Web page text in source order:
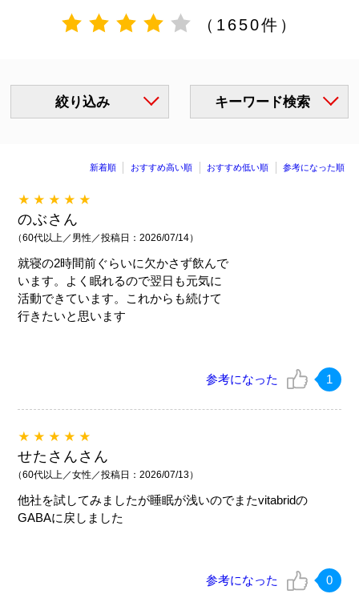
（1650件）
絞り込み キーワード検索
新着順 おすすめ高い順 おすすめ低い順 参考になった順
★★★★★
のぶさん
（60代以上／男性／投稿日：2026/07/14）
就寝の2時間前ぐらいに欠かさず飲んで
います。よく眠れるので翌日も元気に
活動できています。これからも続けて
行きたいと思います
参考になった 1
★★★★★
せたさんさん
（60代以上／女性／投稿日：2026/07/13）
他社を試してみましたが睡眠が浅いのでまたvitabridの
GABAに戻しました
参考になった 0